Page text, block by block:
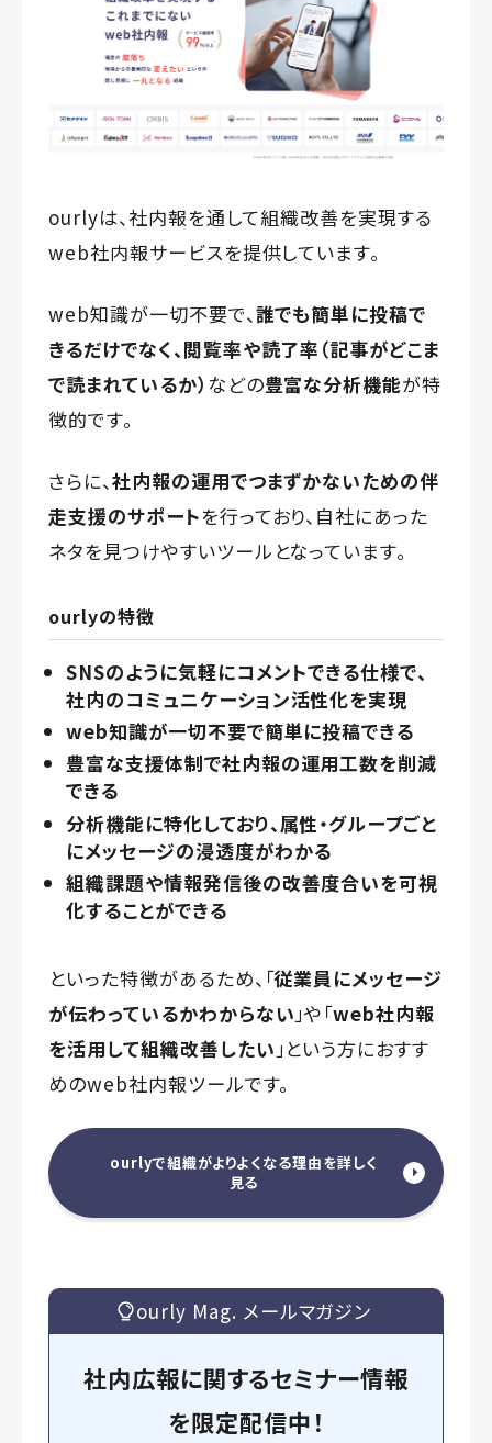
ourlyは、社内報を通して組織改善を実現する
web社内報サービスを提供しています。
web知識が一切不要で、誰でも簡単に投稿で
きるだけでなく、閲覧率や読了率（記事がどこま
で読まれているか） などの豊富な分析機能が特
徴的です。
さらに、社内報の運用でつまずかないための伴
走支援のサポートを行っており、自社にあった
ネタを見つけやすいツールとなっています。
ourlyの特徴
SNSのように気軽にコメントできる仕様で、
社内のコミュニケーション活性化を実現
web知識が一切不要で簡単に投稿できる
豊富な支援体制で社内報の運用工数を削減
できる
分析機能に特化しており、属性・グループごと
にメッセージの浸透度がわかる
組織課題や情報発信後の改善度合いを可視
化することができる
といった特徴があるため、「従業員にメッセージ
が伝わっているかわからない 」や「web社内報
を活用して組織改善したい 」という方におすす
めのweb社内報ツールです。
ourlyで組織がよりよくなる理由を詳しく
見る
ourly Mag. メールマガジン
社内広報に関するセミナー情報
を限定配信中！